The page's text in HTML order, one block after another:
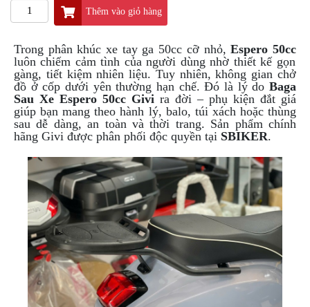
CẢNG
ZR
ĐỒ
CHƠI
XE
PHỤ
KIỆN
XSR
ÁO
MƯA
GIVI
GĂNG
TAY
MOTO
DƯỠNG
SÊN
Thêm vào giỏ hàng
Trong phân khúc xe tay ga 50cc cỡ nhỏ,Espero 50cc
luôn chiếm cảm tình của người dùng nhờ thiết kế gọn
gàng, tiết kiệm nhiên liệu. Tuy nhiên, không gian chở
đồ ở cốp dưới yên thường hạn chế. Đó là lý do Baga
Sau Xe Espero 50cc Givi ra đời – phụ kiện đắt giá
giúp bạn mang theo hành lý, balo, túi xách hoặc thùng
sau dễ dàng, an toàn và thời trang. Sản phẩm chính
hãng Givi được phân phối độc quyền tại SBIKER.